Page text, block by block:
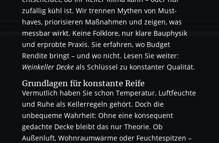
zufällig kühl ist. Wir trennen Mythen von Must-
haves, priorisieren Maßnahmen und zeigen, was
messbar wirkt. Keine Folklore, nur klare Bauphysik
und erprobte Praxis. Sie erfahren, wo Budget
Rendite bringt – und wo nicht. Lesen Sie weiter:
Weinkeller Deckeals Schlüssel zu konstanter Qualität.
Grundlagen für konstante Reife
Vermutlich haben Sie schon Temperatur, Luftfeuchte
und Ruhe als Kellerregeln gehört. Doch die
unbequeme Wahrheit: Ohne eine konsequent
gedachte Decke bleibt das nur Theorie. Ob
Außenluft, Wohnraumwärme oder Feuchtespitzen –